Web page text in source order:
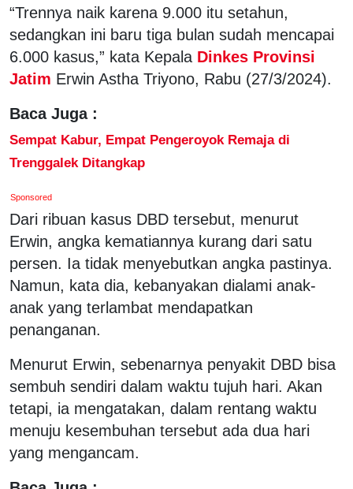
“Trennya naik karena 9.000 itu setahun,
sedangkan ini baru tiga bulan sudah mencapai
6.000 kasus,” kata Kepala Dinkes Provinsi
Jatim Erwin Astha Triyono, Rabu (27/3/2024).
Baca Juga :
Sempat Kabur, Empat Pengeroyok Remaja di
Trenggalek Ditangkap
Sponsored
Dari ribuan kasus DBD tersebut, menurut
Erwin, angka kematiannya kurang dari satu
persen. Ia tidak menyebutkan angka pastinya.
Namun, kata dia, kebanyakan dialami anak-
anak yang terlambat mendapatkan
penanganan.
Menurut Erwin, sebenarnya penyakit DBD bisa
sembuh sendiri dalam waktu tujuh hari. Akan
tetapi, ia mengatakan, dalam rentang waktu
menuju kesembuhan tersebut ada dua hari
yang mengancam.